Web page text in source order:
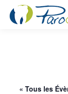
« Tous les